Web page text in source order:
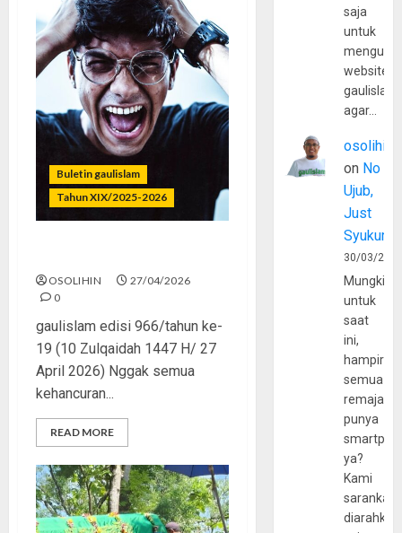
Buletin gaulislam
Tahun XIX/2025-2026
OSOLIHIN
27/04/2026
0
gaulislam edisi 966/tahun ke-
19 (10 Zulqaidah 1447 H/ 27
April 2026) Nggak semua
kehancuran...
READ MORE
saja
untuk
website
agar…
osolihin
on No
Ujub,
Just
Syukur
30/03/
Mungkin
untuk
saat
ini,
hampir
semua
remaja
punya
ya?
Kami
sarankan,
diarahkan